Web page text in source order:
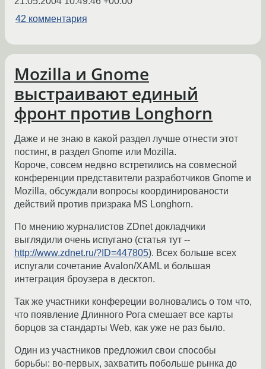
42 комментария
Mozilla и Gnome
выстраивают единый
фронт против Longhorn
Даже и не знаю в какой раздел лучше отнести этот
постинг, в раздел Gnome или Mozilla.
Короче, совсем недвно встретились на совмесной
конференции представители разработчиков Gnome и
Mozilla, обсуждали вопросы координированости
действий против призрака MS Longhorn.
По мнению журналистов ZDnet докладчики
выглядили очень испугано (статья тут --
http://www.zdnet.ru/?ID=447805). Всех больше всех
испугали сочетание Avalon/XAML и большая
интеграция броузера в десктоп.
Так же участники конфереции волновались о том что,
что появление Длинного Рога смешает все карты
борцов за стандарты Web, как уже не раз было.
Один из участников предложил свои способы
борьбы: во-первых, захватить побольше рынка до